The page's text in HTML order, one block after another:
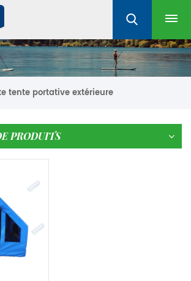
tente portative extérieure
PRODUITS